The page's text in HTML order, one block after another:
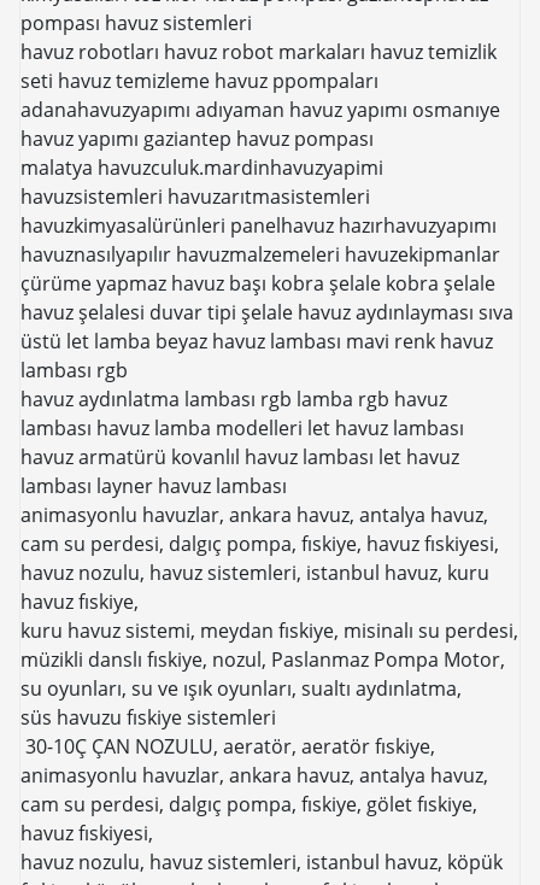
pompası havuz sistemleri
havuz robotları havuz robot markaları havuz temizlik
seti havuz temizleme havuz ppompaları
adanahavuzyapımı adıyaman havuz yapımı osmanıye
havuz yapımı gaziantep havuz pompası
malatya havuzculuk.mardinhavuzyapimi
havuzsistemleri havuzarıtmasistemleri
havuzkimyasalürünleri panelhavuz hazırhavuzyapımı
havuznasılyapılır havuzmalzemeleri havuzekipmanlar
çürüme yapmaz havuz başı kobra şelale kobra şelale
havuz şelalesi duvar tipi şelale havuz aydınlayması sıva
üstü let lamba beyaz havuz lambası mavi renk havuz
lambası rgb
havuz aydınlatma lambası rgb lamba rgb havuz
lambası havuz lamba modelleri let havuz lambası
havuz armatürü kovanlıl havuz lambası let havuz
lambası layner havuz lambası
animasyonlu havuzlar, ankara havuz, antalya havuz,
cam su perdesi, dalgıç pompa, fıskiye, havuz fıskiyesi,
havuz nozulu, havuz sistemleri, istanbul havuz, kuru
havuz fıskiye,
kuru havuz sistemi, meydan fıskiye, misinalı su perdesi,
müzikli danslı fıskiye, nozul, Paslanmaz Pompa Motor,
su oyunları, su ve ışık oyunları, sualtı aydınlatma,
süs havuzu fıskiye sistemleri
30-10Ç ÇAN NOZULU, aeratör, aeratör fıskiye,
animasyonlu havuzlar, ankara havuz, antalya havuz,
cam su perdesi, dalgıç pompa, fıskiye, gölet fıskiye,
havuz fıskiyesi,
havuz nozulu, havuz sistemleri, istanbul havuz, köpük